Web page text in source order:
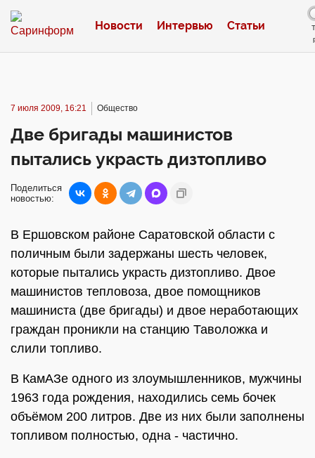
Новости Интервью Статьи
7 июля 2009, 16:21 Общество
Две бригады машинистов
пытались украсть дизтопливо
Поделиться
новостью:
В Ершовском районе Саратовской области с
поличным были задержаны шесть человек,
которые пытались украсть дизтопливо. Двое
машинистов тепловоза, двое помощников
машиниста (две бригады) и двое неработающих
граждан проникли на станцию Таволожка и
слили топливо.
В КамАЗе одного из злоумышленников, мужчины
1963 года рождения, находились семь бочек
объёмом 200 литров. Две из них были заполнены
топливом полностью, одна - частично.